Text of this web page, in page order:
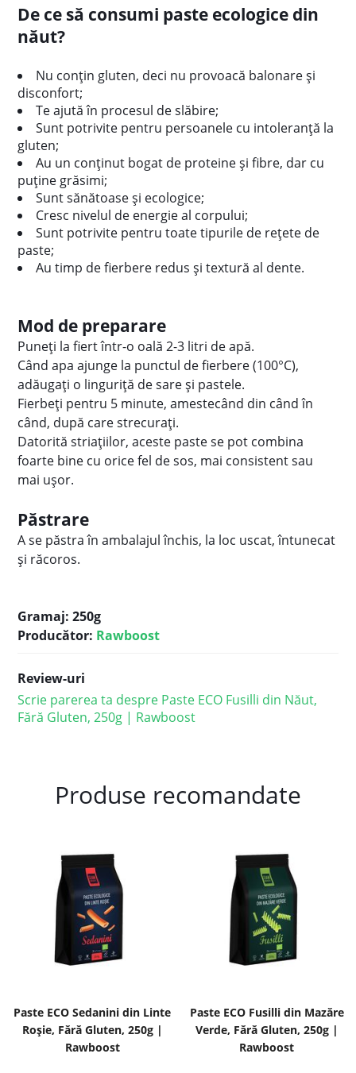
De ce să consumi paste ecologice din
năut?
Nu conțin gluten, deci nu provoacă balonare și
disconfort;
Te ajută în procesul de slăbire;
Sunt potrivite pentru persoanele cu intoleranță la
gluten;
Au un conținut bogat de proteine și fibre, dar cu
puține grăsimi;
Sunt sănătoase și ecologice;
Cresc nivelul de energie al corpului;
Sunt potrivite pentru toate tipurile de rețete de
paste;
Au timp de fierbere redus și textură al dente.
Mod de preparare
Puneți la fiert într-o oală 2-3 litri de apă.
Când apa ajunge la punctul de fierbere (100°C),
adăugați o linguriță de sare și pastele.
Fierbeți pentru 5 minute, amestecând din când în
când, după care strecurați.
Datorită striațiilor, aceste paste se pot combina
foarte bine cu orice fel de sos, mai consistent sau
mai ușor.
Păstrare
A se păstra în ambalajul închis, la loc uscat, întunecat
şi răcoros.
Gramaj: 250g
Producător: Rawboost
Review-uri
Scrie parerea ta despre Paste ECO Fusilli din Năut,
Fără Gluten, 250g | Rawboost
Produse recomandate
Paste ECO Sedanini din Linte
Roșie, Fără Gluten, 250g |
Rawboost
Paste ECO Fusilli din Mazăre
Verde, Fără Gluten, 250g |
Rawboost